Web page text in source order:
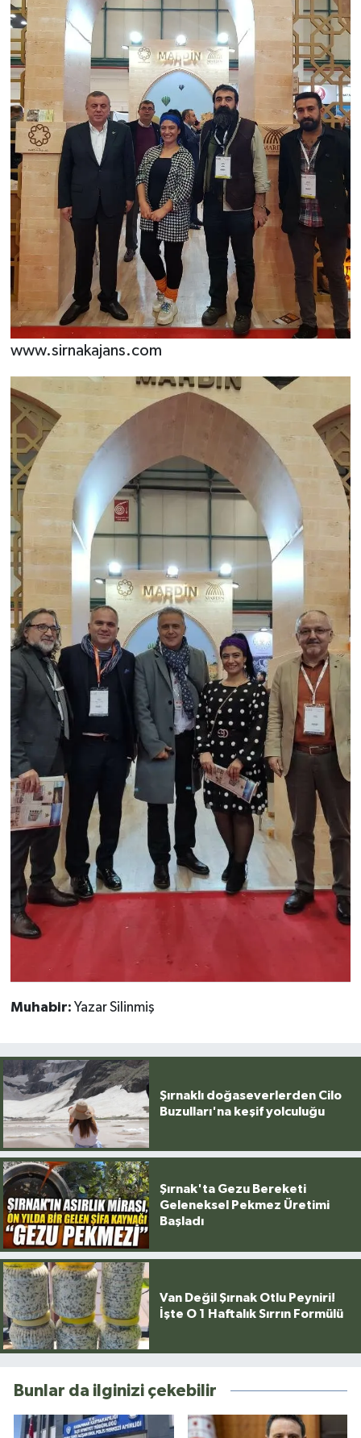
www.sirnakajans.com
Muhabir: Yazar Silinmiş
Şırnaklı doğaseverlerden Cilo
Buzulları'na keşif yolculuğu
Şırnak'ta Gezu Bereketi
Geleneksel Pekmez Üretimi
Başladı
Van Değil Şırnak Otlu Peyniri!
İşte O 1 Haftalık Sırrın Formülü
Bunlar da ilginizi çekebilir